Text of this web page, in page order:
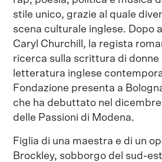
stile unico, grazie al quale
scena culturale inglese. Dopo
Caryl Churchill, la regista
ricerca sulla scrittura di donne
letteratura inglese
Fondazione presenta a
che ha debuttato nel dicembre
delle Passioni di Modena.
Figlia di una maestra e di un
Brockley, sobborgo del sud-